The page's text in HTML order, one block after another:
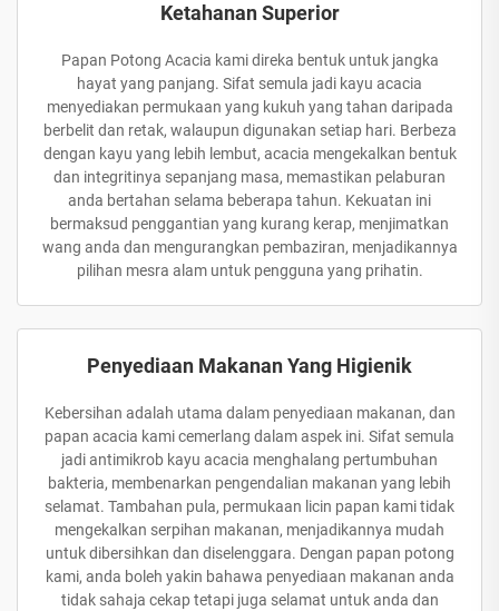
Ketahanan Superior
Papan Potong Acacia kami direka bentuk untuk jangka
hayat yang panjang. Sifat semula jadi kayu acacia
menyediakan permukaan yang kukuh yang tahan daripada
berbelit dan retak, walaupun digunakan setiap hari. Berbeza
dengan kayu yang lebih lembut, acacia mengekalkan bentuk
dan integritinya sepanjang masa, memastikan pelaburan
anda bertahan selama beberapa tahun. Kekuatan ini
bermaksud penggantian yang kurang kerap, menjimatkan
wang anda dan mengurangkan pembaziran, menjadikannya
pilihan mesra alam untuk pengguna yang prihatin.
Penyediaan Makanan Yang Higienik
Kebersihan adalah utama dalam penyediaan makanan, dan
papan acacia kami cemerlang dalam aspek ini. Sifat semula
jadi antimikrob kayu acacia menghalang pertumbuhan
bakteria, membenarkan pengendalian makanan yang lebih
selamat. Tambahan pula, permukaan licin papan kami tidak
mengekalkan serpihan makanan, menjadikannya mudah
untuk dibersihkan dan diselenggara. Dengan papan potong
kami, anda boleh yakin bahawa penyediaan makanan anda
tidak sahaja cekap tetapi juga selamat untuk anda dan